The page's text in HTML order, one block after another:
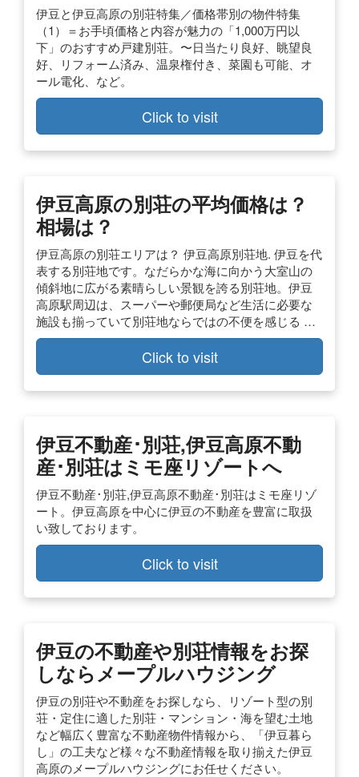
伊豆と伊豆高原の別荘特集／価格帯別の物件特集
（1）＝お手頃価格と内容が魅力の「1,000万円以
下」のおすすめ戸建別荘。〜日当たり良好、眺望良
好、リフォーム済み、温泉権付き、菜園も可能、オ
ール電化、など。
Click to visit
伊豆高原の別荘の平均価格は？
相場は？
伊豆高原の別荘エリアは？ 伊豆高原別荘地. 伊豆を代
表する別荘地です。なだらかな海に向かう大室山の
傾斜地に広がる素晴らしい景観を誇る別荘地。伊豆
高原駅周辺は、スーパーや郵便局など生活に必要な
施設も揃っていて別荘地ならではの不便を感じる …
Click to visit
伊豆不動産･別荘,伊豆高原不動
産･別荘はミモ座リゾートへ
伊豆不動産･別荘,伊豆高原不動産･別荘はミモ座リゾ
ート。伊豆高原を中心に伊豆の不動産を豊富に取扱
い致しております。
Click to visit
伊豆の不動産や別荘情報をお探
しならメープルハウジング
伊豆の別荘や不動産をお探しなら、リゾート型の別
荘・定住に適した別荘・マンション・海を望む土地
など幅広く豊富な不動産物件情報から、「伊豆暮ら
し」の工夫など様々な不動産情報を取り揃えた伊豆
高原のメープルハウジングにお任せください。